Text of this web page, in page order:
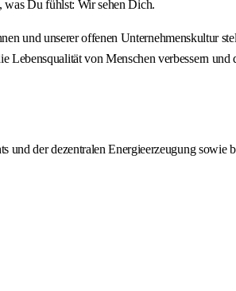
Du fühlst: Wir sehen Dich.
und unserer offenen Unternehmenskultur
von Menschen verbessern
der dezentralen Energieerzeugung sowie